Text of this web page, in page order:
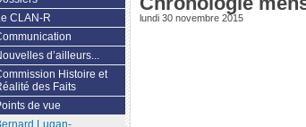
lundi 30 novembre 2015
CLAN-R
d’ailleurs...
Histoire et
des Faits
de vue